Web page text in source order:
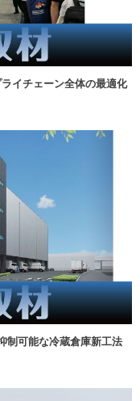
イチェーン全体の最適化
制可能な冷蔵倉庫新工法